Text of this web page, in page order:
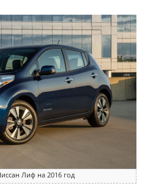
Лиф на 2016 год